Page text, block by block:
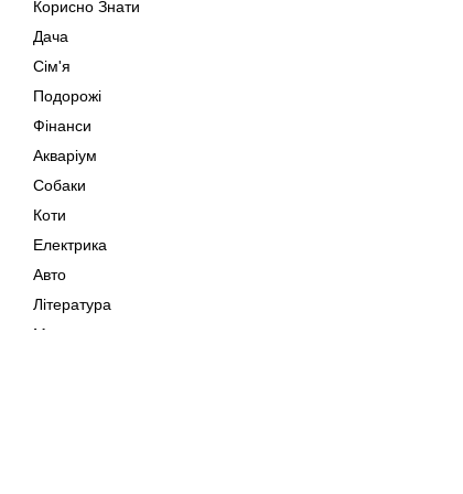
Корисно Знати
Дача
Сім'я
Подорожі
Фінанси
Акваріум
Собаки
Коти
Електрика
Авто
Література
Музика